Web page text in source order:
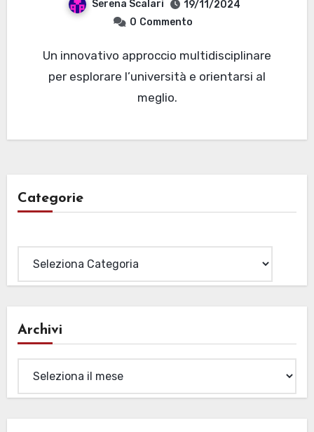
Serena Scalari
19/11/2024
0 Commento
Un innovativo approccio multidisciplinare
per esplorare l’università e orientarsi al
meglio.
Categorie
Archivi